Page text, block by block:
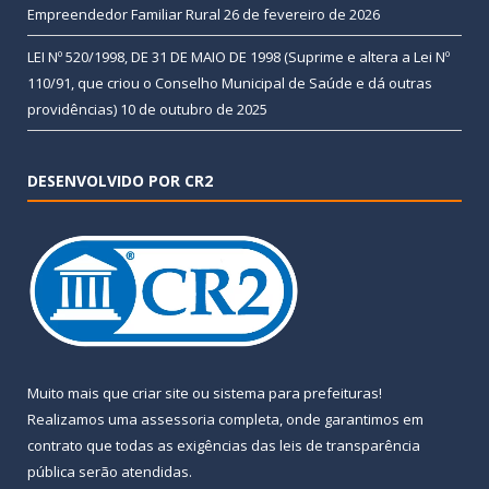
Empreendedor Familiar Rural 26 de fevereiro de 2026
LEI Nº 520/1998, DE 31 DE MAIO DE 1998 (Suprime e altera a Lei Nº
110/91, que criou o Conselho Municipal de Saúde e dá outras
providências) 10 de outubro de 2025
DESENVOLVIDO POR CR2
Muito mais que criar site ou sistema para prefeituras!
Realizamos uma assessoria completa, onde garantimos em
contrato que todas as exigências das leis de transparência
pública serão atendidas.